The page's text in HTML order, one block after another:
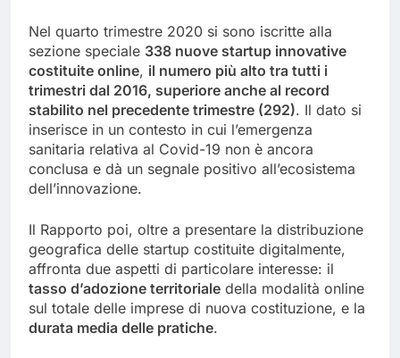
Nel quarto trimestre 2020 si sono iscritte alla
sezione speciale 338 nuove startup innovative
costituite online, il numero più alto tra tutti i
trimestri dal 2016, superiore anche al record
stabilito nel precedente trimestre (292). Il dato si
inserisce in un contesto in cui l’emergenza
sanitaria relativa al Covid-19 non è ancora
conclusa e dà un segnale positivo all’ecosistema
dell’innovazione.
Il Rapporto poi, oltre a presentare la distribuzione
geografica delle startup costituite digitalmente,
affronta due aspetti di particolare interesse: il
tasso d’adozione territoriale della modalità online
sul totale delle imprese di nuova costituzione, e la
durata media delle pratiche.